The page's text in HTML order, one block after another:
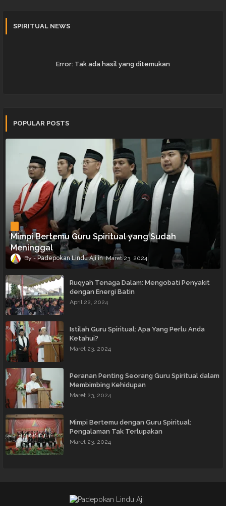
SPIRITUAL NEWS
Error: Tak ada hasil yang ditemukan
POPULAR POSTS
Mimpi Bertemu Guru Spiritual yang Sudah
Meninggal
Padepokan Lindu Aji Maret 23, 2024
Ruqyah Tenaga Dalam: Mengobati Penyakit
dengan Energi Batin
April 22, 2024
Istilah Guru Spiritual: Apa Yang Perlu Anda
Ketahui?
Maret 23, 2024
Peranan Penting Seorang Guru Spiritual dalam
Membimbing Kehidupan
Maret 23, 2024
Mimpi Bertemu dengan Guru Spiritual:
Pengalaman Tak Terlupakan
Maret 23, 2024